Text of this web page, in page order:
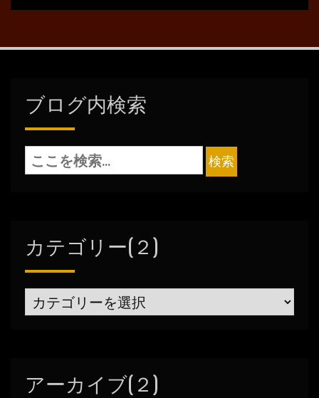
ブログ内検索
カテゴリー(２)
カ
テ
ー
アーカイブ(２)